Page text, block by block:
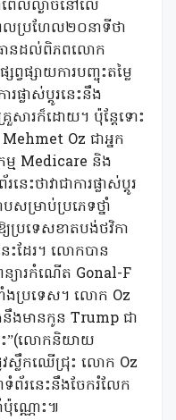
ពេលល្ងាចនៅលើ
លប្រហែល២០នាទីថា
ធានដល់ពិភពលោក
ផ្សាយការបញ្ចុះតម្លៃ
ផ្លាស់ប្តូរនេះនឹង
សារក៏ដោយ។ ប៉ុន្តែទោះ
Oz ជាអ្នក
ម Medicare និង
ះថាវាជាការផ្លាស់ប្តូរ
សម្រាប់ប្រភេទថ្នាំ
ប្រទេសខាតបង់ថវិកា
ះដែរ។ លោកបាន
ន្យារកំណើត Gonal-F
ាំងប្រទេស។ លោក Oz
ងមានកូន Trump ជា
ះ”(លោកនិយាយ
ស្លឹកឈើជ្រុះ លោក Oz
ព័រនេះនឹងចែករំលែក
ប៉ុណ្ណោះ៕